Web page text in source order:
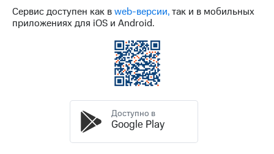
Контроль
и
аудит
приобретения
Порядок
Дивиденды
Сервис доступен как вweb-версии,так и в мобильных
приложениях для iOS и Android.
Доступно в
Google Play